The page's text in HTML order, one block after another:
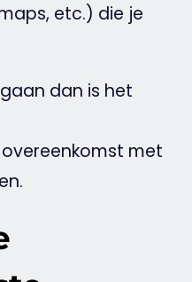
etc.) die je
dan is het
met